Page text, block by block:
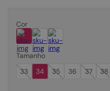
Cor
Tamanho
33
34 35 36 37 38
sapatilha
óculos
10º couro